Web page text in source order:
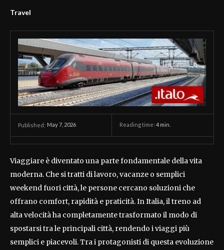
Travel
Published: May 7, 2026 Reading time: 4 min.
Viaggiare è diventato una parte fondamentale della vita
moderna. Che si tratti di lavoro, vacanze o semplici
weekend fuori città, le persone cercano soluzioni che
offrano comfort, rapidità e praticità. In Italia, il treno ad
alta velocità ha completamente trasformato il modo di
spostarsi tra le principali città, rendendo i viaggi più
semplici e piacevoli. Tra i protagonisti di questa evoluzione